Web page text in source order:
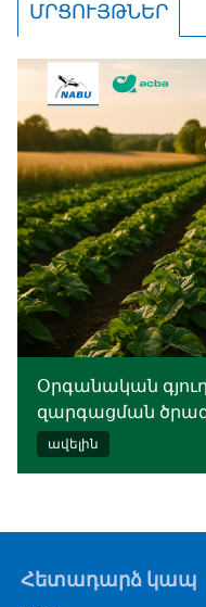
ՄՐՑՈՒՅԹՆԵՐ
Օրգանական
զարգացման
ավելին
Հետադարձ կապ